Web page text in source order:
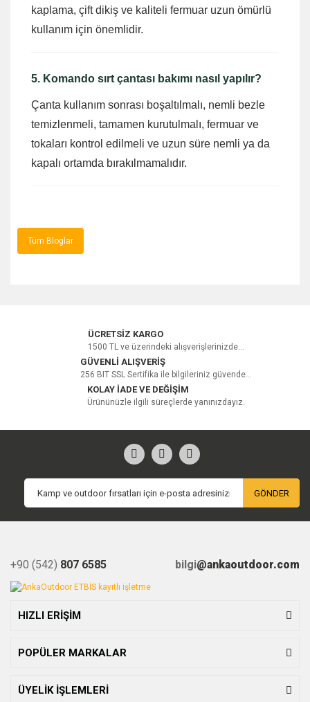
kaplama, çift dikiş ve kaliteli fermuar uzun ömürlü
kullanım için önemlidir.
5. Komando sırt çantası bakımı nasıl yapılır?
Çanta kullanım sonrası boşaltılmalı, nemli bezle
temizlenmeli, tamamen kurutulmalı, fermuar ve
tokaları kontrol edilmeli ve uzun süre nemli ya da
kapalı ortamda bırakılmamalıdır.
Tüm Bloglar
ÜCRETSİZ KARGO
1500 TL ve üzerindeki alışverişlerinizde...
GÜVENLİ ALIŞVERİŞ
256 BIT SSL Sertifika ile bilgileriniz güvende...
KOLAY İADE VE DEĞİŞİM
Ürününüzle ilgili süreçlerde yanınızdayız.
GÖNDER
+90 (542) 807 6585 bilgi@ankaoutdoor.com
HIZLI ERİŞİM
POPÜLER MARKALAR
ÜYELİK İŞLEMLERİ